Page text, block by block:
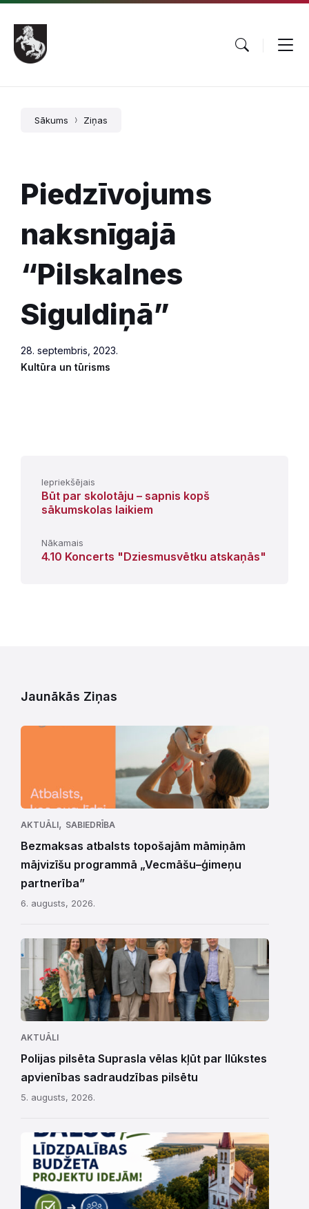
Pāriet
saturu
Skip
main
navigation
Skip
footer
Sākums Ziņas
Piedzīvojums
naksnīgajā
“Pilskalnes
Siguldiņā”
28. septembris, 2023.
Kultūra un tūrisms
Iepriekšējais
Būt par skolotāju – sapnis kopš
sākumskolas laikiem
Nākamais
4.10 Koncerts "Dziesmusvētku atskaņās"
Jaunākās Ziņas
AKTUĀLI, SABIEDRĪBA
Bezmaksas atbalsts topošajām māmiņām
mājvizīšu programmā „Vecmāšu–ģimeņu
partnerība”
6. augusts, 2026.
AKTUĀLI
Polijas pilsēta Suprasla vēlas kļūt par Ilūkstes
apvienības sadraudzības pilsētu
5. augusts, 2026.